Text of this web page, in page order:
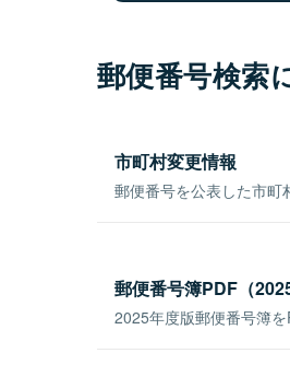
郵便番号検索
市町村変更情報
郵便番号を公表した市町
郵便番号簿PDF（
2025年度版郵便番号簿を